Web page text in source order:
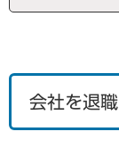
会社を退